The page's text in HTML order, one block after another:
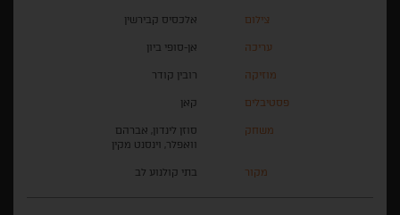
צילום אלכסיס קבירשין
עריכה אן-סופי ביון
מוזיקה רובין קודר
פסטיבלים קאן
משחק
סוזן לינדון, אברהם
וואפלר, וינסנט מקין
מקור בתי קולנוע לב